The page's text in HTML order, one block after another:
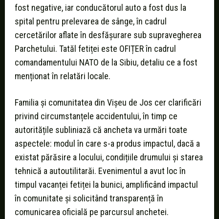
fost negative, iar conducătorul auto a fost dus la
spital pentru prelevarea de sânge, în cadrul
cercetărilor aflate în desfășurare sub supravegherea
Parchetului. Tatăl fetiței este OFIȚER în cadrul
comandamentului NATO de la Sibiu, detaliu ce a fost
menționat în relatări locale.
Familia și comunitatea din Vișeu de Jos cer clarificări
privind circumstanțele accidentului, în timp ce
autoritățile subliniază că ancheta va urmări toate
aspectele: modul în care s-a produs impactul, dacă a
existat părăsire a locului, condițiile drumului și starea
tehnică a autoutilitarăi. Evenimentul a avut loc în
timpul vacanței fetiței la bunici, amplificând impactul
în comunitate și solicitând transparență în
comunicarea oficială pe parcursul anchetei.